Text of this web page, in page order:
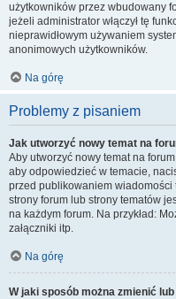
użytkowników przez wbudowany
jeżeli administrator włączył tę
nieprawidłowym używaniem
anonimowych użytkowników.
Na górę
Problemy z pisaniem
Jak utworzyć nowy temat na
Aby utworzyć nowy temat na
aby odpowiedzieć w temacie,
przed publikowaniem
strony forum lub strony tematów
na każdym forum. Na przykład:
załączniki itp.
Na górę
W jaki sposób można zmienić